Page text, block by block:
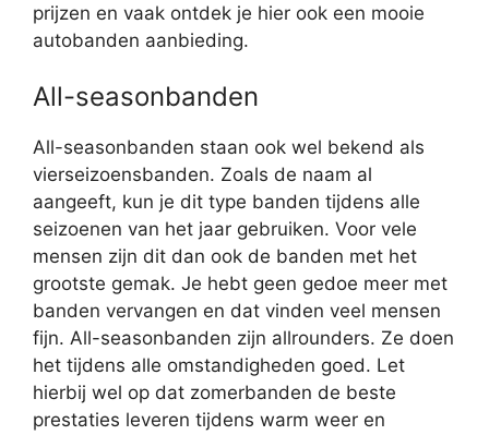
prijzen en vaak ontdek je hier ook een mooie
autobanden aanbieding.
All-seasonbanden
All-seasonbanden staan ook wel bekend als
vierseizoensbanden. Zoals de naam al
aangeeft, kun je dit type banden tijdens alle
seizoenen van het jaar gebruiken. Voor vele
mensen zijn dit dan ook de banden met het
grootste gemak. Je hebt geen gedoe meer met
banden vervangen en dat vinden veel mensen
fijn. All-seasonbanden zijn allrounders. Ze doen
het tijdens alle omstandigheden goed. Let
hierbij wel op dat zomerbanden de beste
prestaties leveren tijdens warm weer en